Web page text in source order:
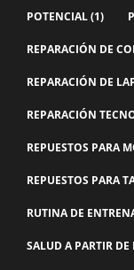
POTENCIAL(1)
REPARACIÓN DE
REPARACIÓN DE
REPARACIÓN
REPUESTOS PARA
REPUESTOS PARA
RUTINA DE
SALUD A PARTIR DE